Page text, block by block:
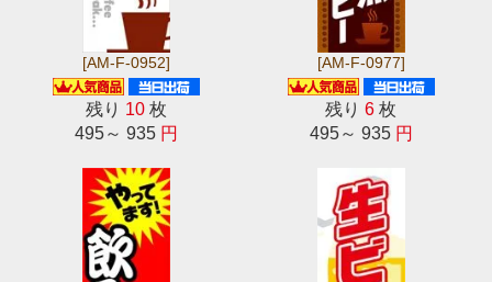
[AM-F-0952]
残り 10枚
495～ 935 円
[AM-F-0977]
残り6 枚
495～ 935 円